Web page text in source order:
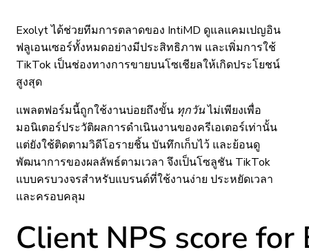
Exolyt ได้ช่วยทีมการตลาดของ IntiMD ดูแลแคมเปญอิน
ฟลูเอนเซอร์ทั้งหมดอย่างมีประสิทธิภาพ และเพิ่มการใช้
TikTok เป็นช่องทางการขายบนโซเชียลให้เกิดประโยชน์
สูงสุด
แพลตฟอร์มนี้ถูกใช้งานบ่อยถึงขั้น ทุกวันไม่เพียงเพื่อ
มอนิเตอร์ประวัติผลการดำเนินงานของครีเอเตอร์เท่านั้น
แต่ยังใช้ติดตามวิดีโอรายชิ้น บันทึกเก็บไว้ และย้อนดู
พัฒนาการของผลลัพธ์ตามเวลา จึงเป็นโซลูชัน TikTok
แบบครบวงจรสำหรับแบรนด์ที่ใช้งานง่าย ประหยัดเวลา
และครอบคลุม